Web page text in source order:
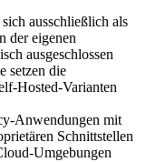
ausschließlich als
der eigenen
ausgeschlossen
setzen die
Hosted-Varianten
Anwendungen mit
Schnittstellen
Umgebungen